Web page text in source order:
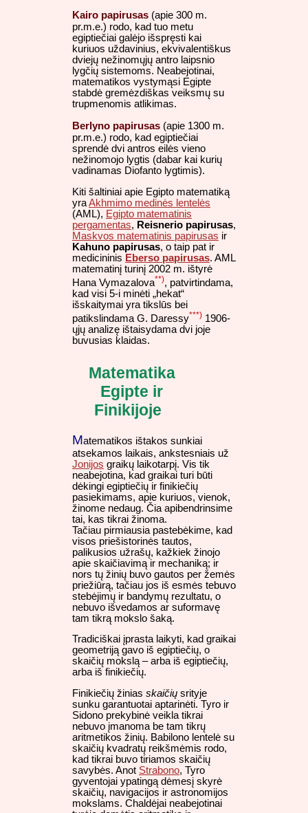
Kairo papirusas (apie 300 m.
pr.m.e.) rodo, kad tuo metu
egiptiečiai galėjo išspręsti kai
kuriuos uždavinius, ekvivalentiškus
dviejų nežinomųjų antro laipsnio
lygčių sistemoms. Neabejotinai,
matematikos vystymąsi Egipte
stabdė gremėzdiškas veiksmų su
trupmenomis atlikimas.
Berlyno papirusas (apie 1300 m.
pr.m.e.) rodo, kad egiptiečiai
sprendė dvi antros eilės vieno
nežinomojo lygtis (dabar kai kurių
vadinamas Diofanto lygtimis).
Kiti šaltiniai apie Egipto matematiką
yraAkhmimo medinės lentelės
(AML), Egipto matematinis
pergamentas, Reisnerio papirusas,
Maskvos matematinis papirusas ir
Kahuno papirusas, o taip pat ir
medicininis Eberso papirusas. AML
matematinį turinį 2002 m. ištyrė
Hana Vymazalova**), patvirtindama,
kad visi 5-i minėti „hekat“
išskaitymai yra tikslūs bei
patikslindama G. Daressy***) 1906-
ųjų analizę ištaisydama dvi joje
buvusias klaidas.
Matematika
Egipte ir
Finikijoje
Matematikos ištakos sunkiai
atsekamos laikais, ankstesniais už
Jonijos graikų laikotarpį. Vis tik
neabejotina, kad graikai turi būti
dėkingi egiptiečių ir finikiečių
pasiekimams, apie kuriuos, vienok,
žinome nedaug. Čia apibendrinsime
tai, kas tikrai žinoma.
Tačiau pirmiausia pastebėkime, kad
visos priešistorinės tautos,
palikusios užrašų, kažkiek žinojo
apie skaičiavimą ir mechaniką; ir
nors tų žinių buvo gautos per žemės
priežiūrą, tačiau jos iš esmės tebuvo
stebėjimų ir bandymų rezultatu, o
nebuvo išvedamos ar suformavę
tam tikrą mokslo šaką.
Tradiciškai įprasta laikyti, kad graikai
geometriją gavo iš egiptiečių, o
skaičių mokslą – arba iš egiptiečių,
arba iš finikiečių.
Finikiečių žinias skaičių srityje
sunku garantuotai aptarinėti. Tyro ir
Sidono prekybinė veikla tikrai
nebuvo įmanoma be tam tikrų
aritmetikos žinių. Babilono lentelė su
skaičių kvadratų reikšmėmis rodo,
kad tikrai buvo tiriamos skaičių
savybės. Anot Strabono, Tyro
gyventojai ypatingą dėmesį skyrė
skaičių, navigacijos ir astronomijos
mokslams. Chaldėjai neabejotinai